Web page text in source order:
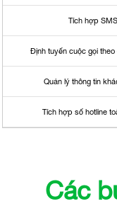
Tích hợp SMS
Định tuyến cuộc gọi theo
Quản lý thông tin
Tích hợp số hotline
Các